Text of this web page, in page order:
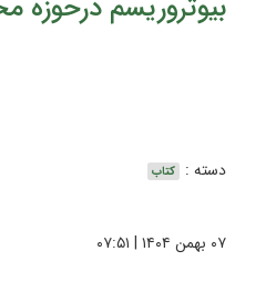
بیوتروریسم
دسته : کتاب
۰۷ بهمن ۱۴۰۴ | ۰۷:۵۱